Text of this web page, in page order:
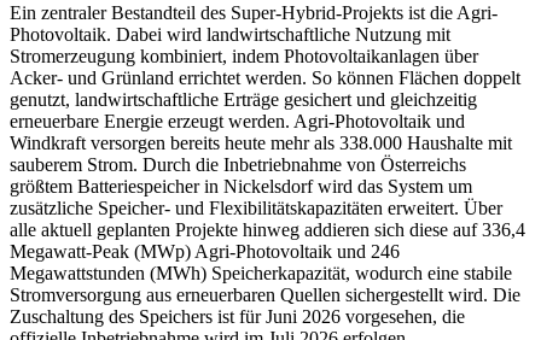
Ein zentraler Bestandteil des Super-Hybrid-Projekts ist die Agri-
Photovoltaik. Dabei wird landwirtschaftliche Nutzung mit
Stromerzeugung kombiniert, indem Photovoltaikanlagen über
Acker- und Grünland errichtet werden. So können Flächen doppelt
genutzt, landwirtschaftliche Erträge gesichert und gleichzeitig
erneuerbare Energie erzeugt werden. Agri-Photovoltaik und
Windkraft versorgen bereits heute mehr als 338.000 Haushalte mit
sauberem Strom. Durch die Inbetriebnahme von Österreichs
größtem Batteriespeicher in Nickelsdorf wird das System um
zusätzliche Speicher- und Flexibilitätskapazitäten erweitert. Über
alle aktuell geplanten Projekte hinweg addieren sich diese auf 336,4
Megawatt-Peak (MWp) Agri-Photovoltaik und 246
Megawattstunden (MWh) Speicherkapazität, wodurch eine stabile
Stromversorgung aus erneuerbaren Quellen sichergestellt wird. Die
Zuschaltung des Speichers ist für Juni 2026 vorgesehen, die